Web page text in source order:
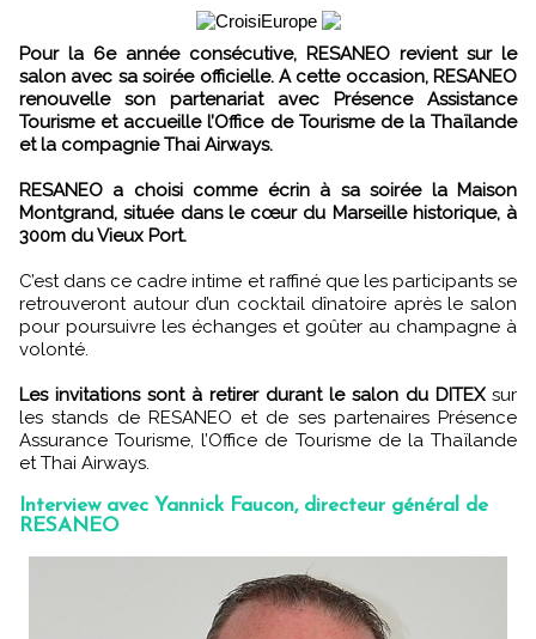
Pour la 6e année consécutive, RESANEO revient sur le
salon avec sa soirée officielle. A cette occasion, RESANEO
renouvelle son partenariat avec Présence Assistance
Tourisme et accueille l’Office de Tourisme de la Thaïlande
et la compagnie Thai Airways.
RESANEO a choisi comme écrin à sa soirée la Maison
Montgrand, située dans le cœur du Marseille historique, à
300m du Vieux Port.
C’est dans ce cadre intime et raffiné que les participants se
retrouveront autour d’un cocktail dînatoire après le salon
pour poursuivre les échanges et goûter au champagne à
volonté.
Les invitations sont à retirer durant le salon du DITEXsur
les stands de RESANEO et de ses partenaires Présence
Assurance Tourisme, l’Office de Tourisme de la Thaïlande
et Thai Airways.
Interview avec Yannick Faucon, directeur général de
RESANEO